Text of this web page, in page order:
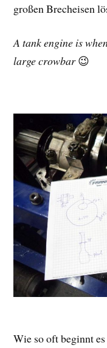
großen Brecheisen
A tank engine is
large crowbar😉
Wie so oft beginnt